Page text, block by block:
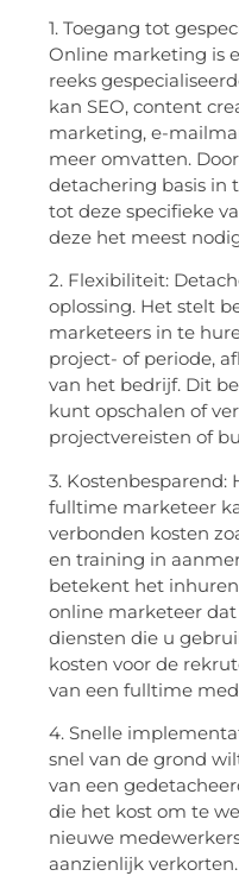
1. Toegang tot
Online marketing is
reeks
kan SEO, content
marketing, e-
meer omvatten.
detachering basis in
tot deze specifieke
deze het meest
2. Flexibiliteit:
oplossing. Het stelt
marketeers in te
project- of periode,
van het bedrijf. Dit
kunt opschalen of
projectvereisten of
3. Kostenbesparend:
fulltime marketeer
verbonden kosten
en training in
betekent het
online marketeer
diensten die u
kosten voor de
van een fulltime
4. Snelle
snel van de grond
van een
die het kost om te
nieuwe
aanzienlijk verkorten.